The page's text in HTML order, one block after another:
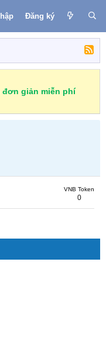
Đăng ký
giản miễn phí
VNB Token
0